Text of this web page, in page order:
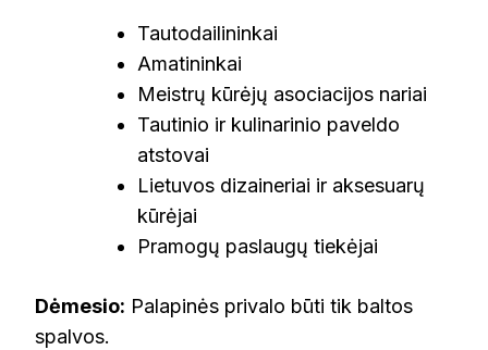
Tautodailininkai
Amatininkai
Meistrų kūrėjų asociacijos nariai
Tautinio ir kulinarinio paveldo
atstovai
Lietuvos dizaineriai ir aksesuarų
kūrėjai
Pramogų paslaugų tiekėjai
Dėmesio: Palapinės privalo būti tik baltos
spalvos.